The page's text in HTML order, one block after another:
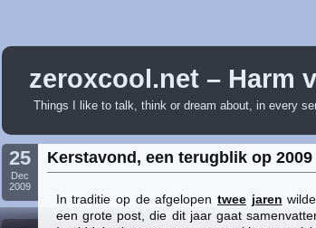
zeroxcool.net – Harm
Things I like to talk, think or dream about, in every
25
Dec
2009
Kerstavond, een terugblik op 2009
In traditie op de afgelopen twee jaren
een grote post, die dit jaar gaat